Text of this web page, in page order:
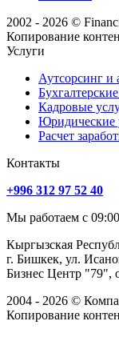
2002 - 2026 ©
Копирование
Услуги
Аутсорсинг и
Кадровые
Юридические
Расчет
Контакты
+996 312 97 52 40
Мы работаем с
Кыргызская
г. Бишкек, ул.
Бизнес Центр "79",
2004 - 2026 ©
Копирование